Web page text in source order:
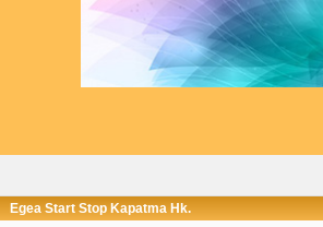
Egea Start Stop Kapatma Hk.